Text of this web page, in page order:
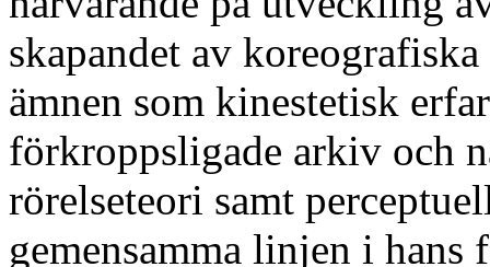
skapandet av
ämnen som kinestetisk
förkroppsligade arkiv och
rörelseteori samt
gemensamma linjen i